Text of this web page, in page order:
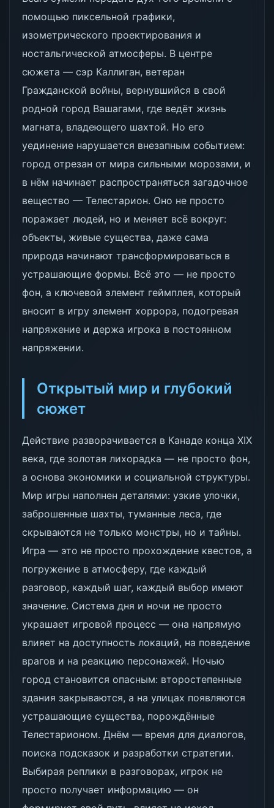
помощью пиксельной графики,
изометрического проектирования и
ностальгической атмосферы. В центре
сюжета — сэр Каллиган, ветеран
Гражданской войны, вернувшийся в свой
родной город Вашагами, где ведёт жизнь
магната, владеющего шахтой. Но его
уединение нарушается внезапным событием:
город отрезан от мира сильными морозами, и
в нём начинает распространяться загадочное
вещество — Телестарион. Оно не просто
поражает людей, но и меняет всё вокруг:
объекты, живые существа, даже сама
природа начинают трансформироваться в
устрашающие формы. Всё это — не просто
фон, а ключевой элемент геймплея, который
вносит в игру элемент хоррора, подогревая
напряжение и держа игрока в постоянном
напряжении.
Открытый мир и глубокий
сюжет
Действие разворачивается в Канаде конца XIX
века, где золотая лихорадка — не просто фон,
а основа экономики и социальной структуры.
Мир игры наполнен деталями: узкие улочки,
заброшенные шахты, туманные леса, где
скрываются не только монстры, но и тайны.
Игра — это не просто прохождение квестов, а
погружение в атмосферу, где каждый
разговор, каждый шаг, каждый выбор имеют
значение. Система дня и ночи не просто
украшает игровой процесс — она напрямую
влияет на доступность локаций, на поведение
врагов и на реакцию персонажей. Ночью
город становится опасным: второстепенные
здания закрываются, а на улицах появляются
устрашающие существа, порождённые
Телестарионом. Днём — время для диалогов,
поиска подсказок и разработки стратегии.
Выбирая реплики в разговорах, игрок не
просто получает информацию — он